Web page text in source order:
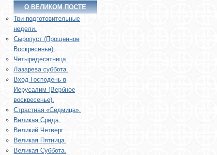
О ВЕЛИКОМ ПОСТЕ
Три подготовительные
недели.
Сыропуст (Прощенное
Воскресенье).
Четыредесятница.
Лазарева суббота.
Вход Господень в
Иерусалим (Вербное
воскресенье).
Страстная «Седмица».
Великая Среда.
Великий Четверг.
Великая Пятница.
Великая Суббота.